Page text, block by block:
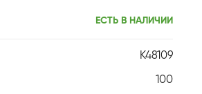
ЕСТЬ В НАЛИЧИИ
K48109
100